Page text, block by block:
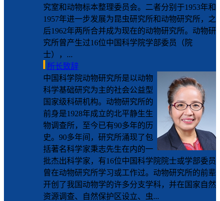
究室和动物标本整理委员会。二者分别于1953年和
1957年进一步发展为昆虫研究所和动物研究所，之
后1962年两所合并成为现在的动物研究所。动物研
究所曾产生过16位中国科学院学部委员（院
士），...
所长致辞
中国科学院动物研究所是以动物
科学基础研究为主的社会公益型
国家级科研机构。动物研究所的
前身是1928年成立的北平静生生
物调查所，至今已有90多年的历
史。90多年间，研究所涌现了包
括著名科学家秉志先生在内的一
批杰出科学家，有16位中国科学院院士或学部委员
曾在动物研究所学习或工作过。动物研究所的前辈
开创了我国动物学的许多分支学科，并在国家自然
资源调查、自然保护区设立、虫...